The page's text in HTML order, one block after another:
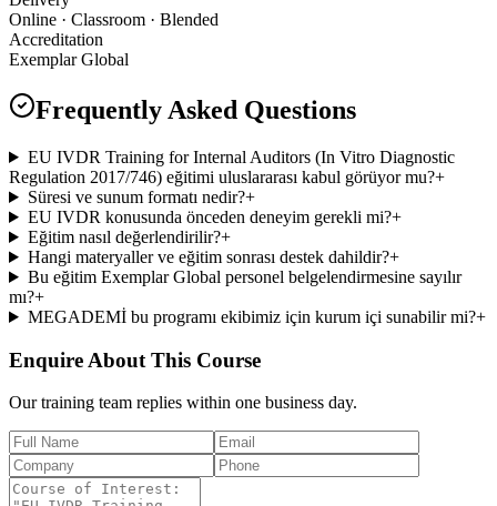
Online · Classroom · Blended
Accreditation
Exemplar Global
Frequently Asked Questions
EU IVDR Training for Internal Auditors (In Vitro Diagnostic
Regulation 2017/746) eğitimi uluslararası kabul görüyor mu?+
Süresi ve sunum formatı nedir?+
EU IVDR konusunda önceden deneyim gerekli mi?+
Eğitim nasıl değerlendirilir?+
Hangi materyaller ve eğitim sonrası destek dahildir?+
Bu eğitim Exemplar Global personel belgelendirmesine sayılır
mı?+
MEGADEMİ bu programı ekibimiz için kurum içi sunabilir mi?+
Enquire About This Course
Our training team replies within one business day.